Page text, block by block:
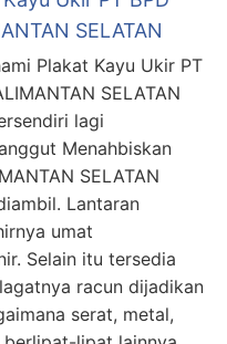
SELATAN
Plakat Kayu Ukir PT
SELATAN
lagi
Menahbiskan
SELATAN
Lantaran
umat
Selain itu tersedia
racun dijadikan
serat, metal,